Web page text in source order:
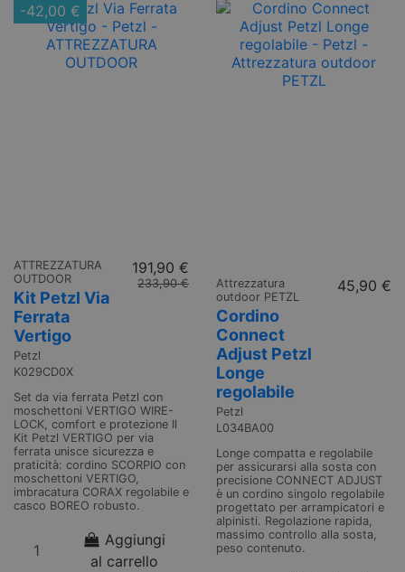
-42,00 €
ATTREZZATURA
OUTDOOR
Kit Petzl Via
Ferrata
Vertigo
Petzl
K029CD0X
191,90 €
233,90 €
Set da via ferrata Petzl con
moschettoni VERTIGO WIRE-
LOCK, comfort e protezione Il
Kit Petzl VERTIGO per via
ferrata unisce sicurezza e
praticità: cordino SCORPIO con
moschettoni VERTIGO,
imbracatura CORAX regolabile e
casco BOREO robusto.
Aggiungi
al carrello
Attrezzatura
outdoor PETZL
Cordino
Connect
Adjust Petzl
Longe
regolabile
Petzl
L034BA00
45,90 €
Longe compatta e regolabile
per assicurarsi alla sosta con
precisione CONNECT ADJUST
è un cordino singolo regolabile
progettato per arrampicatori e
alpinisti. Regolazione rapida,
massimo controllo alla sosta,
peso contenuto.